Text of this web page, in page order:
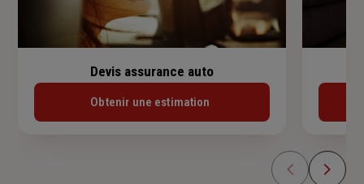
Devis assurance auto
Obtenir une estimation